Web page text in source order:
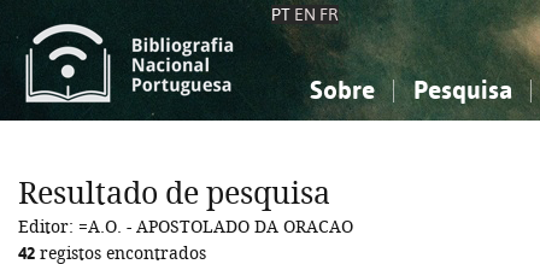
PT EN FR
Sobre Pesquisa
Ciências sociais...
Ciências sociais...
Resultado de pesquisa
Editor: =A.O. - APOSTOLADO DA ORACAO
42 registos encontrados